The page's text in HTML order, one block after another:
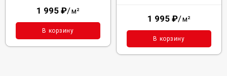
1 995 ₽/м²
В корзину
1 995 ₽/м²
В корзину